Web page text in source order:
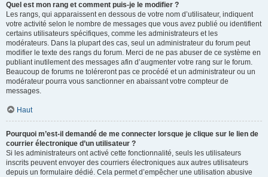
Quel est mon rang et comment puis-je le modifier ?
Les rangs, qui apparaissent en dessous de votre nom d’utilisateur, indiquent
votre activité selon le nombre de messages que vous avez publié ou identifient
certains utilisateurs spécifiques, comme les administrateurs et les
modérateurs. Dans la plupart des cas, seul un administrateur du forum peut
modifier le texte des rangs du forum. Merci de ne pas abuser de ce système en
publiant inutilement des messages afin d’augmenter votre rang sur le forum.
Beaucoup de forums ne toléreront pas ce procédé et un administrateur ou un
modérateur pourra vous sanctionner en abaissant votre compteur de
messages.
Haut
Pourquoi m’est-il demandé de me connecter lorsque je clique sur le lien de
courrier électronique d’un utilisateur ?
Si les administrateurs ont activé cette fonctionnalité, seuls les utilisateurs
inscrits peuvent envoyer des courriers électroniques aux autres utilisateurs
depuis un formulaire dédié. Cela permet d’empêcher une utilisation abusive